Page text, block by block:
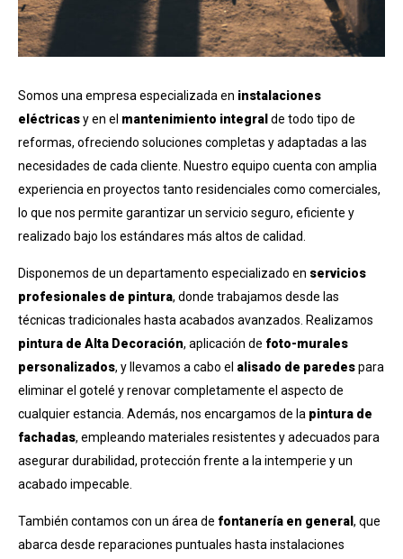
Somos una empresa especializada en instalaciones
eléctricasy en el mantenimiento integral de todo tipo de
reformas, ofreciendo soluciones completas y adaptadas a las
necesidades de cada cliente. Nuestro equipo cuenta con amplia
experiencia en proyectos tanto residenciales como comerciales,
lo que nos permite garantizar un servicio seguro, eficiente y
realizado bajo los estándares más altos de calidad.
Disponemos de un departamento especializado en servicios
profesionales de pintura, donde trabajamos desde las
técnicas tradicionales hasta acabados avanzados. Realizamos
pintura de Alta Decoración, aplicación de foto-murales
personalizados, y llevamos a cabo el alisado de paredespara
eliminar el gotelé y renovar completamente el aspecto de
cualquier estancia. Además, nos encargamos de la pintura de
fachadas, empleando materiales resistentes y adecuados para
asegurar durabilidad, protección frente a la intemperie y un
acabado impecable.
También contamos con un área de fontanería en general , que
abarca desde reparaciones puntuales hasta instalaciones